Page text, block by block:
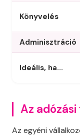
Könyvelés
Adminisztráció
Ideális, ha...
Az
Az egyéni